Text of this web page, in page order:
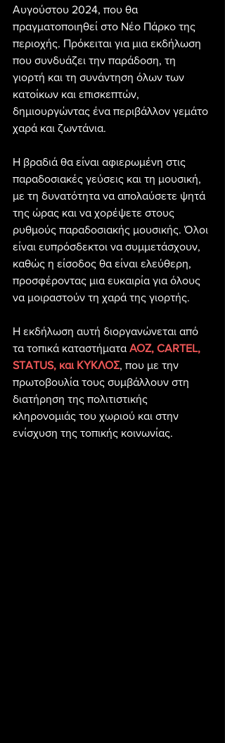
Αυγούστου 2024, που θα
πραγματοποιηθεί στο Nέο Πάρκο της
περιοχής. Πρόκειται για μια εκδήλωση
που συνδυάζει την παράδοση, τη
γιορτή και τη συνάντηση όλων των
κατοίκων και επισκεπτών,
δημιουργώντας ένα περιβάλλον γεμάτο
χαρά και ζωντάνια.
Η βραδιά θα είναι αφιερωμένη στις
παραδοσιακές γεύσεις και τη μουσική,
με τη δυνατότητα να απολαύσετε ψητά
της ώρας και να χορέψετε στους
ρυθμούς παραδοσιακής μουσικής. Όλοι
είναι ευπρόσδεκτοι να συμμετάσχουν,
καθώς η είσοδος θα είναι ελεύθερη,
προσφέροντας μια ευκαιρία για όλους
να μοιραστούν τη χαρά της γιορτής.
Η εκδήλωση αυτή διοργανώνεται από
τα τοπικά καταστήματα ΑΟΖ, CARTEL,
STATUS, και ΚΥΚΛΟΣ, που με την
πρωτοβουλία τους συμβάλλουν στη
διατήρηση της πολιτιστικής
κληρονομιάς του χωριού και στην
ενίσχυση της τοπικής κοινωνίας.